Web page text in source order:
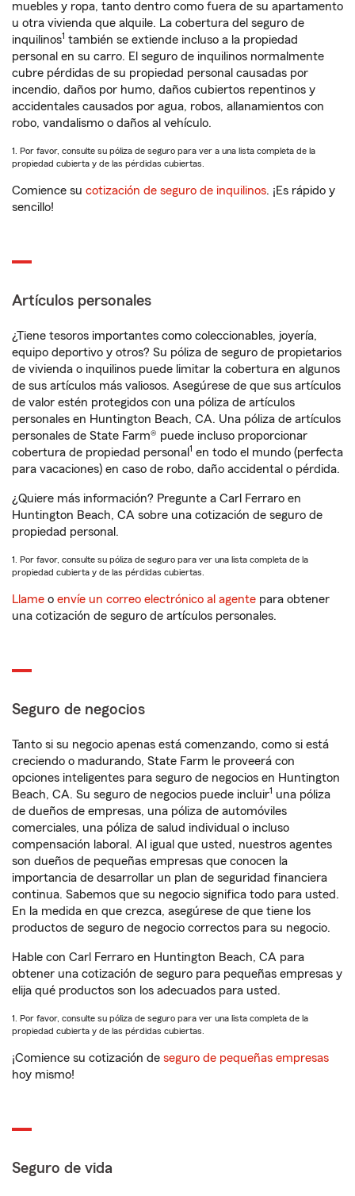
muebles y ropa, tanto dentro como fuera de su apartamento
u otra vivienda que alquile. La cobertura del seguro de
inquilinos1 también se extiende incluso a la propiedad
personal en su carro. El seguro de inquilinos normalmente
cubre pérdidas de su propiedad personal causadas por
incendio, daños por humo, daños cubiertos repentinos y
accidentales causados por agua, robos, allanamientos con
robo, vandalismo o daños al vehículo.
1. Por favor, consulte su póliza de seguro para ver a una lista completa de la
propiedad cubierta y de las pérdidas cubiertas.
Comience su cotización de seguro de inquilinos. ¡Es rápido y
sencillo!
Artículos personales
¿Tiene tesoros importantes como coleccionables, joyería,
equipo deportivo y otros? Su póliza de seguro de propietarios
de vivienda o inquilinos puede limitar la cobertura en algunos
de sus artículos más valiosos. Asegúrese de que sus artículos
de valor estén protegidos con una póliza de artículos
personales en Huntington Beach, CA. Una póliza de artículos
personales de State Farm® puede incluso proporcionar
cobertura de propiedad personal 1 en todo el mundo (perfecta
para vacaciones) en caso de robo, daño accidental o pérdida.
¿Quiere más información? Pregunte a Carl Ferraro en
Huntington Beach, CA sobre una cotización de seguro de
propiedad personal.
1. Por favor, consulte su póliza de seguro para ver una lista completa de la
propiedad cubierta y de las pérdidas cubiertas.
Llame o envíe un correo electrónico al agente para obtener
una cotización de seguro de artículos personales.
Seguro de negocios
Tanto si su negocio apenas está comenzando, como si está
creciendo o madurando, State Farm le proveerá con
opciones inteligentes para seguro de negocios en Huntington
Beach, CA. Su seguro de negocios puede incluir1 una póliza
de dueños de empresas, una póliza de automóviles
comerciales, una póliza de salud individual o incluso
compensación laboral. Al igual que usted, nuestros agentes
son dueños de pequeñas empresas que conocen la
importancia de desarrollar un plan de seguridad financiera
continua. Sabemos que su negocio significa todo para usted.
En la medida en que crezca, asegúrese de que tiene los
productos de seguro de negocio correctos para su negocio.
Hable con Carl Ferraro en Huntington Beach, CA para
obtener una cotización de seguro para pequeñas empresas y
elija qué productos son los adecuados para usted.
1. Por favor, consulte su póliza de seguro para ver una lista completa de la
propiedad cubierta y de las pérdidas cubiertas.
¡Comience su cotización de seguro de pequeñas empresas
hoy mismo!
Seguro de vida